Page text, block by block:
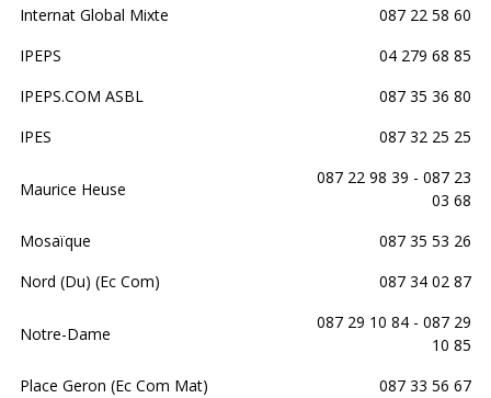
Internat Global Mixte
087 22 58 60
IPEPS
04 279 68 85
IPEPS.COM ASBL
087 35 36 80
IPES
087 32 25 25
Maurice Heuse
087 22 98 39 - 087 23
03 68
Mosaïque
087 35 53 26
Nord (Du) (Ec Com)
087 34 02 87
Notre-Dame
087 29 10 84 - 087 29
10 85
Place Geron (Ec Com Mat)
087 33 56 67